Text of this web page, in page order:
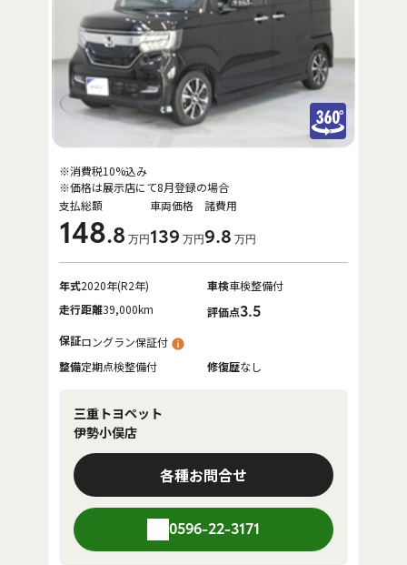
支払総額
148.8 万円
車両価格
139 万円
諸費用
9.8 万円
※消費税10%込み
※価格は展示店にて8月登録の場合
年式2020年(R2年) 車検車検整備付
走行距離39,000km 評価点3.5
保証ロングラン保証付
整備定期点検整備付 修復歴なし
三重トヨペット
伊勢小俣店
各種お問合せ
0596-22-3171